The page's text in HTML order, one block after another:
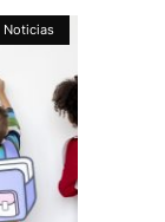
Noticias